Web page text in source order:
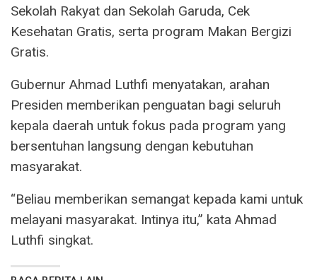
Sekolah Rakyat dan Sekolah Garuda, Cek
Kesehatan Gratis, serta program Makan Bergizi
Gratis.
Gubernur Ahmad Luthfi menyatakan, arahan
Presiden memberikan penguatan bagi seluruh
kepala daerah untuk fokus pada program yang
bersentuhan langsung dengan kebutuhan
masyarakat.
“Beliau memberikan semangat kepada kami untuk
melayani masyarakat. Intinya itu,” kata Ahmad
Luthfi singkat.